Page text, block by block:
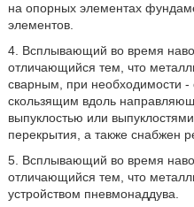
на опорных элементах
элементов.
4. Всплывающий во время
отличающийся тем, что
сварным, при необходимости
скользящим вдоль
выпуклостью или
перекрытия, а также снабжен
5. Всплывающий во время
отличающийся тем, что
устройством пневмонаддува.